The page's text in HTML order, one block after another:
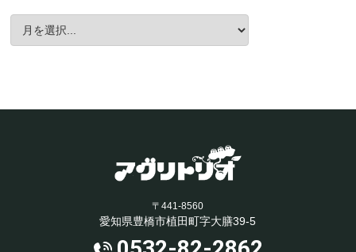
〒441-8560
愛知県豊橋市植田町字大膳39-5